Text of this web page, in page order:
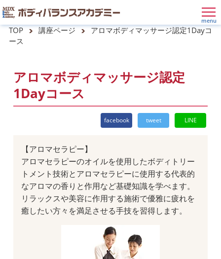
TOP 講座ページ
アロマボディマッサージ認定1Dayコ
ース
アロマボディマッサージ認定
1Dayコース
facebook tweet LINE
【アロマセラピー】
アロマセラピーのオイルを使用したボディトリー
トメント技術とアロマセラピーに使用する代表的
なアロマの香りと作用など基礎知識を学べます。
リラックスや美容に作用する施術で優雅に疲れを
癒したい方々を満足させる手技を習得します。